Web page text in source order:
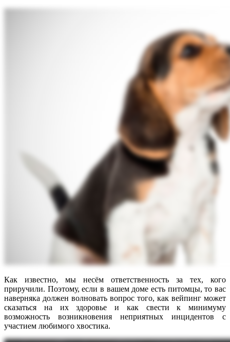
Как известно, мы несём ответственность за тех, кого
приручили. Поэтому, если в вашем доме есть питомцы, то вас
наверняка должен волновать вопрос того, как вейпинг может
сказаться на их здоровье и как свести к минимуму
возможность возникновения неприятных инцидентов с
участием любимого хвостика.